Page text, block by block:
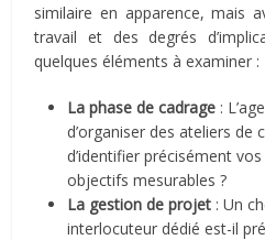
similaire en apparence, mais
travail et des degrés
quelques éléments à examiner :
La phase de cadrage :
d’organiser des ateliers
d’identifier précisément
objectifs mesurables ?
La gestion de projet : Un
interlocuteur dédié est-il